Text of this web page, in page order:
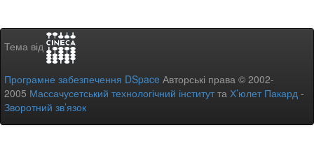
Тема від
Програмне забезпечення DSpace Авторські права © 2002-
2005 Массачусетський технологічний інститутта Х’юлет Пакард -
Зворотний зв’язок